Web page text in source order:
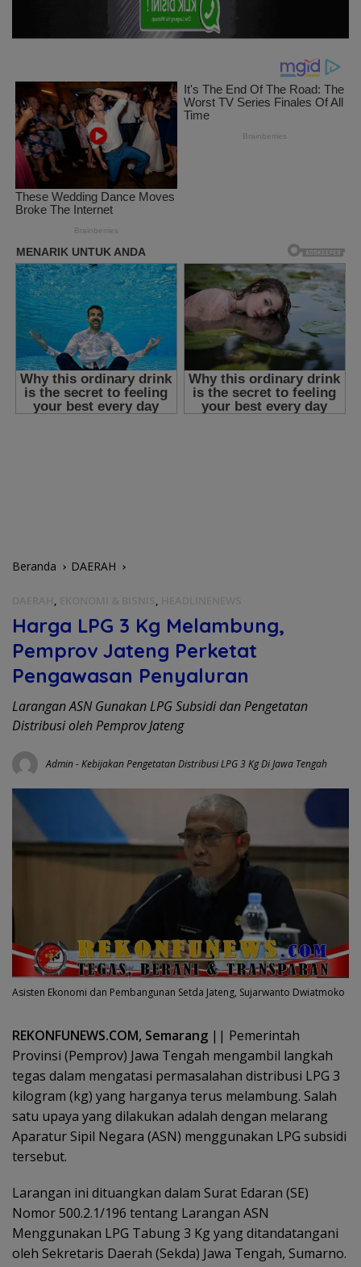
Beranda DAERAH
, ,
Harga LPG 3 Kg Melambung,
Pemprov Jateng Perketat
Pengawasan Penyaluran
Larangan ASN Gunakan LPG Subsidi dan Pengetatan
Distribusi oleh Pemprov Jateng
Admin-Kebijakan Pengetatan Distribusi LPG 3 Kg Di Jawa Tengah
Asisten Ekonomi dan Pembangunan Setda Jateng, Sujarwanto Dwiatmoko
REKONFUNEWS.COM, Semarang || Pemerintah
Provinsi (Pemprov) Jawa Tengah mengambil langkah
tegas dalam mengatasi permasalahan distribusi LPG 3
kilogram (kg) yang harganya terus melambung. Salah
satu upaya yang dilakukan adalah dengan melarang
Aparatur Sipil Negara (ASN) menggunakan LPG subsidi
tersebut.
Larangan ini dituangkan dalam Surat Edaran (SE)
Nomor 500.2.1/196 tentang Larangan ASN
Menggunakan LPG Tabung 3 Kg yang ditandatangani
oleh Sekretaris Daerah (Sekda) Jawa Tengah, Sumarno.